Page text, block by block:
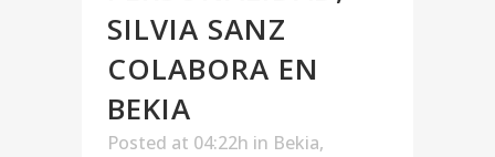
SILVIA SANZ
COLABORA EN
BEKIA
Posted at 04:22h in Bekia,